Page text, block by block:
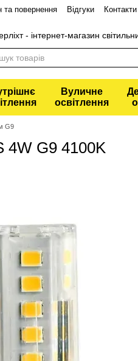
та повернення Відгуки Контакти
- інтернет-магазин
Вуличне
освітлення
G9
4W G9 4100K